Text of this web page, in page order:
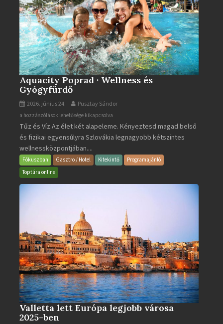
Aquacity Poprad · Wellness és
Gyógyfürdő
2026. június 24. Pusztay Sándor
Aquacity
Poprad
·
Wellness
és
Gyógyfürdő
a hozzászólások lehetősége kikapcsolva
Tűz és Víz.Az élet két alapeleme. Kényeztesd magad belső
és fizikai egyensúlyra Szlovákia legnagyobb kétszintes
wellnessközpontjában....
Fókuszban Gasztro / Hotel Kitekintő
Programajánló
Toptúra online
Valletta lett Európa legjobb városa
2025-ben